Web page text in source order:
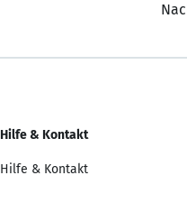
Hilfe & Kontakt
Hilfe & Kontakt